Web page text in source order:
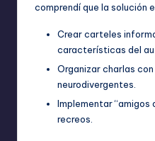
comprendí que la solución
Crear carteles
características del
Organizar charlas
neurodivergentes.
Implementar “amigos
recreos.